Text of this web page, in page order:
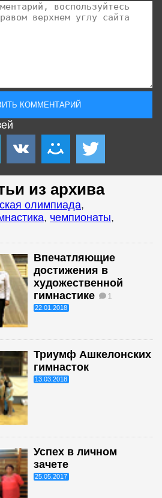
из архива
олимпиада,
, чемпионаты,
Впечатляющие
достижения в
художественной
гимнастике
1
22.01.2018
Триумф Ашкелонских
гимнасток
13.03.2018
Успех в личном
зачете
25.05.2017